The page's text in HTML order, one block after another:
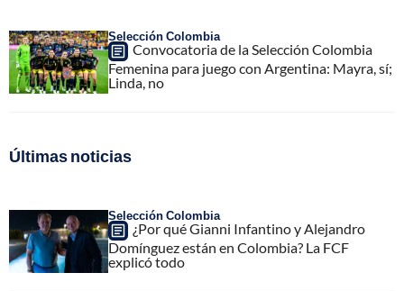
Selección Colombia
Convocatoria de la Selección Colombia
Femenina para juego con Argentina: Mayra, sí;
Linda, no
Últimas noticias
Selección Colombia
¿Por qué Gianni Infantino y Alejandro
Domínguez están en Colombia? La FCF
explicó todo